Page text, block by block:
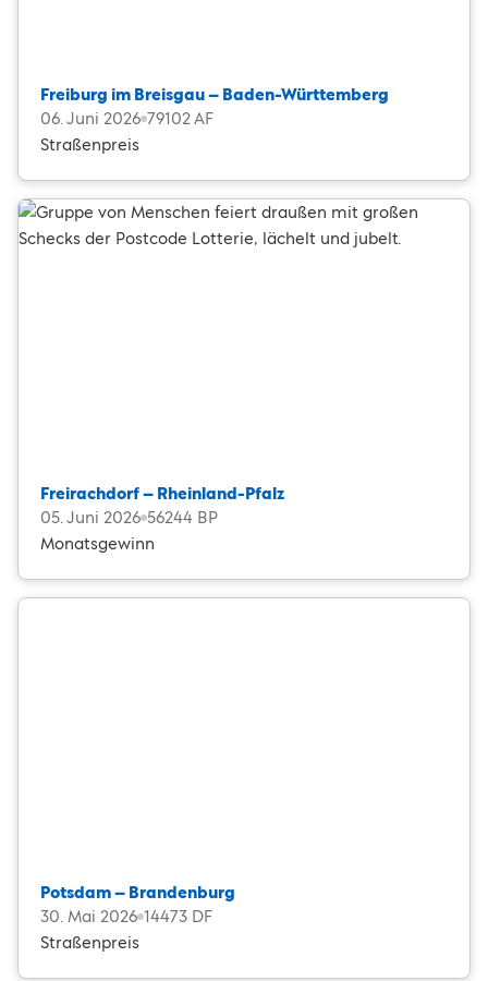
Freiburg im Breisgau – Baden-Württemberg
06. Juni 2026 79102 AF
Straßenpreis
Freirachdorf – Rheinland-Pfalz
05. Juni 2026 56244 BP
Monatsgewinn
Potsdam – Brandenburg
30. Mai 2026 14473 DF
Straßenpreis